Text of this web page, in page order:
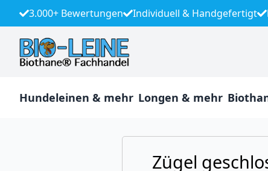
3.000+ Bewertungen Individuell & Handgefertigt
Hundeleinen & mehr Longen & mehr
Zügel